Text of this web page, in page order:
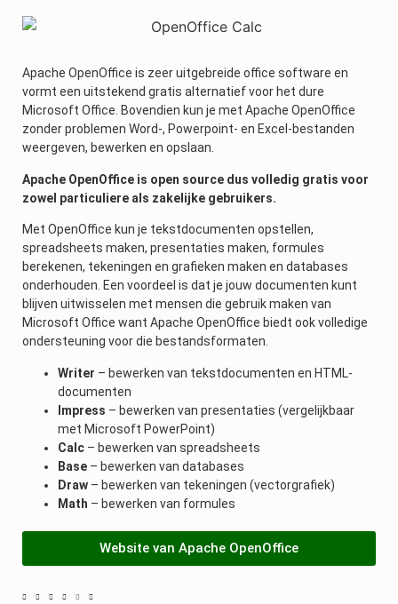
Apache OpenOffice is zeer uitgebreide office software en
vormt een uitstekend gratis alternatief voor het dure
Microsoft Office. Bovendien kun je met Apache OpenOffice
zonder problemen Word-, Powerpoint- en Excel-bestanden
weergeven, bewerken en opslaan.
Apache OpenOffice is open source dus volledig gratis voor
zowel particuliere als zakelijke gebruikers.
Met OpenOffice kun je tekstdocumenten opstellen,
spreadsheets maken, presentaties maken, formules
berekenen, tekeningen en grafieken maken en databases
onderhouden. Een voordeel is dat je jouw documenten kunt
blijven uitwisselen met mensen die gebruik maken van
Microsoft Office want Apache OpenOffice biedt ook volledige
ondersteuning voor die bestandsformaten.
Writer – bewerken van tekstdocumenten en HTML-
documenten
Impress – bewerken van presentaties (vergelijkbaar
met Microsoft PowerPoint)
Calc – bewerken van spreadsheets
Base – bewerken van databases
Draw – bewerken van tekeningen (vectorgrafiek)
Math – bewerken van formules
Website van Apache OpenOffice